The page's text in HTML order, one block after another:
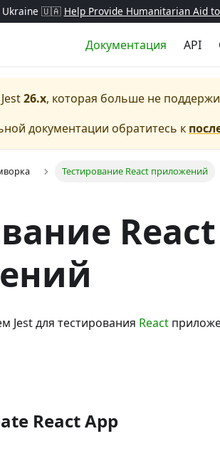
Ukraine 🇺🇦 Help Provide Humanitarian Aid
Документация API
Jest26.x, которая больше не
документации обратитесь к
Тестирование React приложений
React
Jest для тестирования React
React App